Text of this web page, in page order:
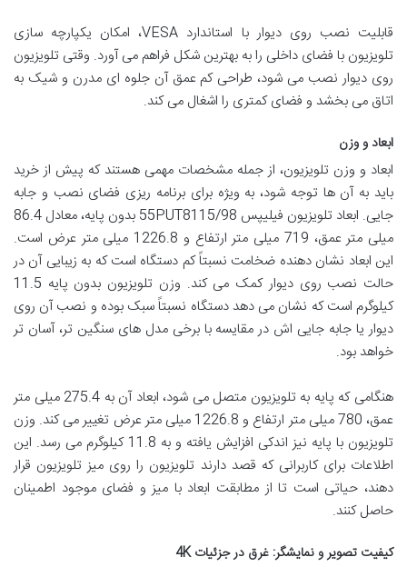
قابلیت نصب روی دیوار با استاندارد VESA، امکان یکپارچه سازی
تلویزیون با فضای داخلی را به بهترین شکل فراهم می آورد. وقتی تلویزیون
روی دیوار نصب می شود، طراحی کم عمق آن جلوه ای مدرن و شیک به
اتاق می بخشد و فضای کمتری را اشغال می کند.
ابعاد و وزن
ابعاد و وزن تلویزیون، از جمله مشخصات مهمی هستند که پیش از خرید
باید به آن ها توجه شود، به ویژه برای برنامه ریزی فضای نصب و جابه
جایی. ابعاد تلویزیون فیلیپس 55PUT8115/98 بدون پایه، معادل 86.4
میلی متر عمق، 719 میلی متر ارتفاع و 1226.8 میلی متر عرض است.
این ابعاد نشان دهنده ضخامت نسبتاً کم دستگاه است که به زیبایی آن در
حالت نصب روی دیوار کمک می کند. وزن تلویزیون بدون پایه 11.5
کیلوگرم است که نشان می دهد دستگاه نسبتاً سبک بوده و نصب آن روی
دیوار یا جابه جایی اش در مقایسه با برخی مدل های سنگین تر، آسان تر
خواهد بود.
هنگامی که پایه به تلویزیون متصل می شود، ابعاد آن به 275.4 میلی متر
عمق، 780 میلی متر ارتفاع و 1226.8 میلی متر عرض تغییر می کند. وزن
تلویزیون با پایه نیز اندکی افزایش یافته و به 11.8 کیلوگرم می رسد. این
اطلاعات برای کاربرانی که قصد دارند تلویزیون را روی میز تلویزیون قرار
دهند، حیاتی است تا از مطابقت ابعاد با میز و فضای موجود اطمینان
حاصل کنند.
کیفیت تصویر و نمایشگر: غرق در جزئیات 4K